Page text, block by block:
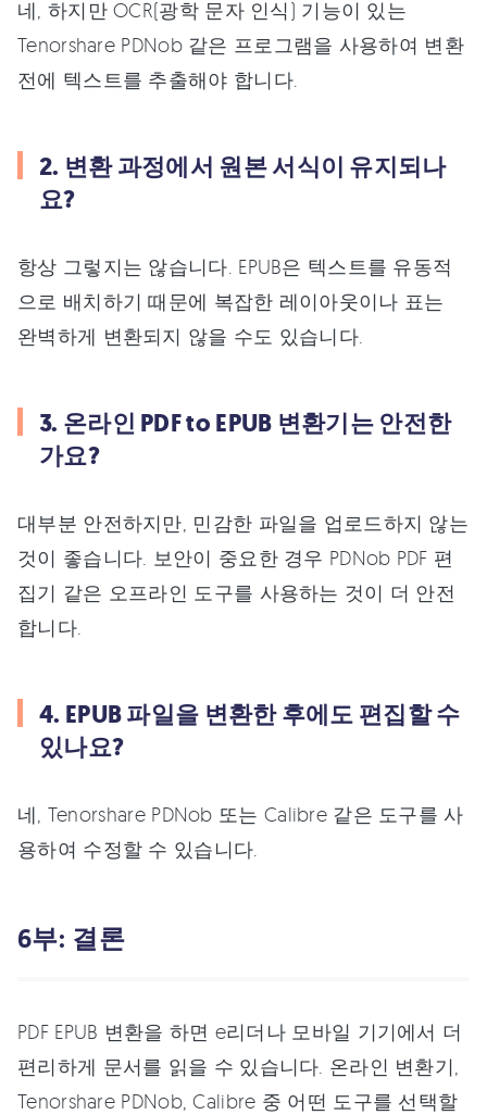
네, 하지만 OCR(광학 문자 인식) 기능이 있는
Tenorshare PDNob 같은 프로그램을 사용하여 변환
전에 텍스트를 추출해야 합니다.
2. 변환 과정에서 원본 서식이 유지되나
요?
항상 그렇지는 않습니다. EPUB은 텍스트를 유동적
으로 배치하기 때문에 복잡한 레이아웃이나 표는
완벽하게 변환되지 않을 수도 있습니다.
3. 온라인 PDF to EPUB 변환기는 안전한
가요?
대부분 안전하지만, 민감한 파일을 업로드하지 않는
것이 좋습니다. 보안이 중요한 경우 PDNob PDF 편
집기 같은 오프라인 도구를 사용하는 것이 더 안전
합니다.
4. EPUB 파일을 변환한 후에도 편집할 수
있나요?
네, Tenorshare PDNob 또는 Calibre 같은 도구를 사
용하여 수정할 수 있습니다.
6부: 결론
PDF EPUB 변환을 하면 e리더나 모바일 기기에서 더
편리하게 문서를 읽을 수 있습니다. 온라인 변환기,
Tenorshare PDNob, Calibre 중 어떤 도구를 선택할